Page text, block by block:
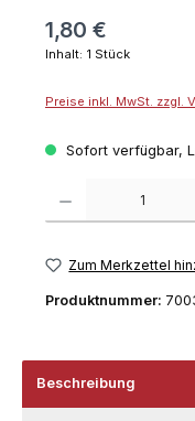
1,80 €
Inhalt: 1 Stück
Preise inkl. MwSt. zzgl.
Sofort verfügbar,
Zum Merkzettel
Produktnummer:
Beschreibung